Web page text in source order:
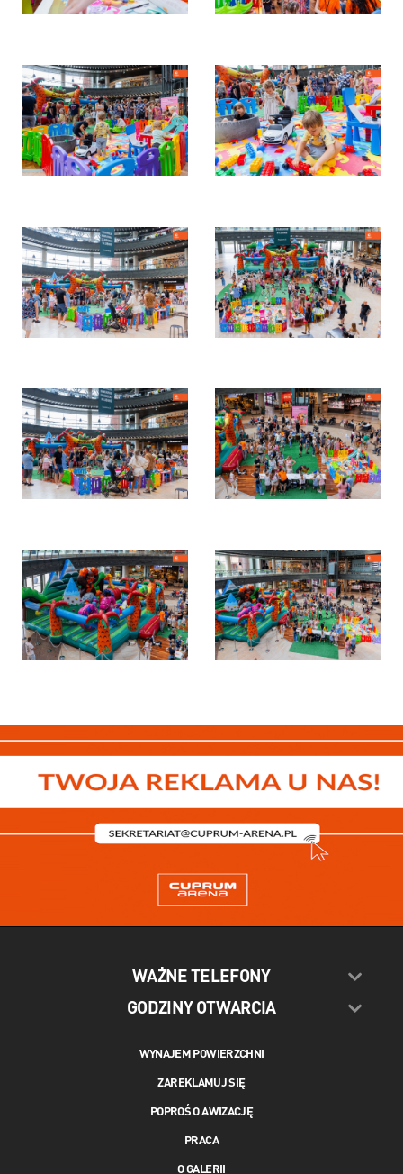
WAŻNE TELEFONY
GODZINY OTWARCIA
WYNAJEM POWIERZCHNI
ZAREKLAMUJ SIĘ
POPROŚ O AWIZACJĘ
PRACA
O GALERII